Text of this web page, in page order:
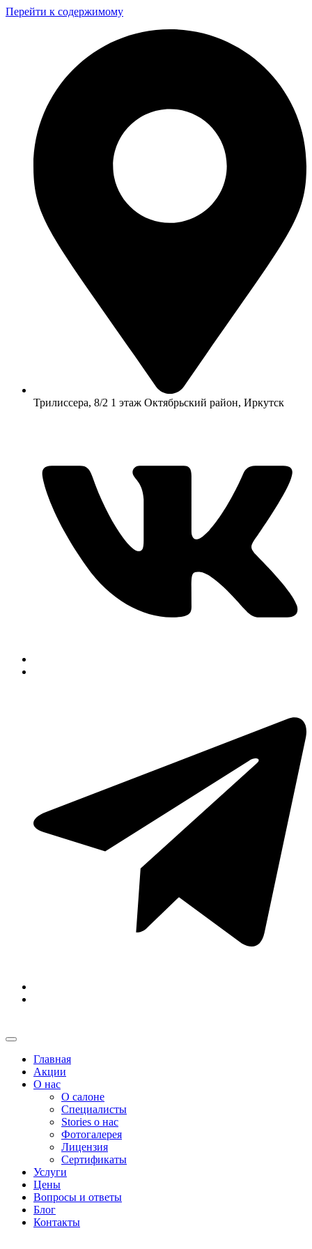
Перейти к содержимому
​Трилиссера, 8/2​ 1 этаж​ Октябрьский район, Иркутск
Главная
Акции
О нас
О салоне
Специалисты
Stories о нас
Фотогалерея
Лицензия
Сертификаты
Услуги
Цены
Вопросы и ответы
Блог
Контакты